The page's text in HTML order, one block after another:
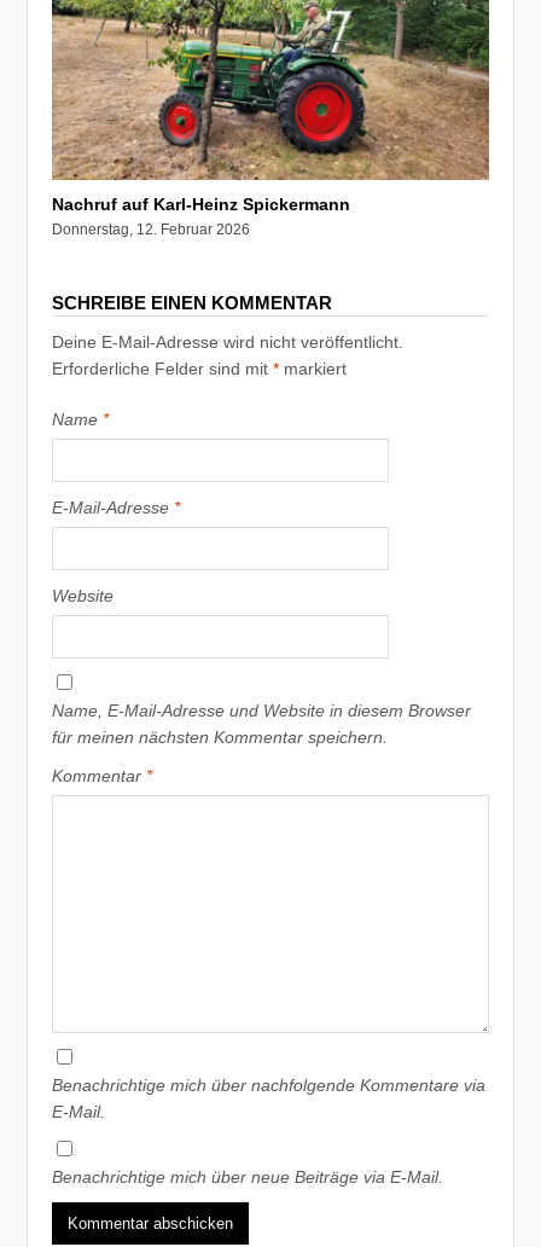
Nachruf auf Karl-Heinz Spickermann
Donnerstag, 12. Februar 2026
SCHREIBE EINEN KOMMENTAR
Deine E-Mail-Adresse wird nicht veröffentlicht.
Erforderliche Felder sind mit* markiert
Name *
E-Mail-Adresse *
Website
Name, E-Mail-Adresse und Website in diesem Browser
für meinen nächsten Kommentar speichern.
Kommentar *
Benachrichtige mich über nachfolgende Kommentare via
E-Mail.
Benachrichtige mich über neue Beiträge via E-Mail.